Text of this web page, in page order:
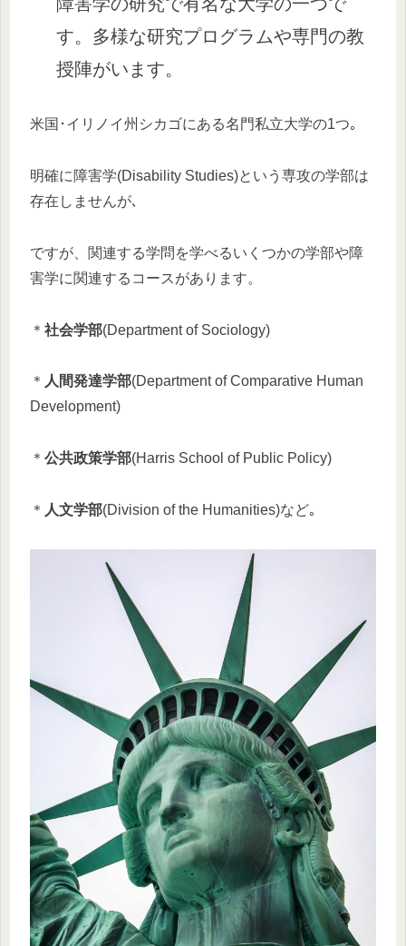
障害学の研究で有名な大学の一つで
す。多様な研究プログラムや専門の教
授陣がいます。
米国･イリノイ州シカゴにある名門私立大学の1つ｡
明確に障害学(Disability Studies)という専攻の学部は
存在しませんが､
ですが、関連する学問を学べるいくつかの学部や障
害学に関連するコースがあります。
＊ 社会学部(Department of Sociology)
＊ 人間発達学部(Department of Comparative Human
Development)
＊ 公共政策学部(Harris School of Public Policy)
＊ 人文学部(Division of the Humanities)など｡